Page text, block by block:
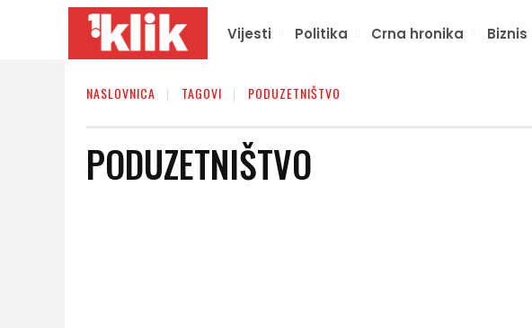
Vijesti Politika Crna hronika Biznis
NASLOVNICA TAGOVI PODUZETNIŠTVO
PODUZETNIŠTVO